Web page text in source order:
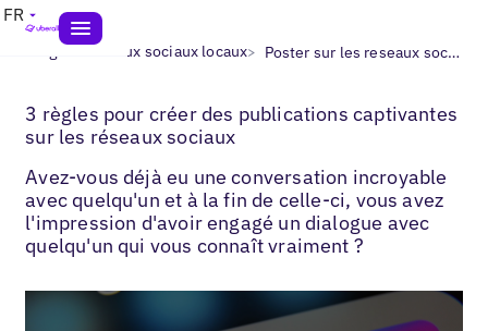
FR
Blogs> Réseaux sociaux locaux> Poster sur les reseaux sociaux​
3 règles pour créer des publications captivantes
sur les réseaux sociaux
Avez-vous déjà eu une conversation incroyable
avec quelqu'un et à la fin de celle-ci, vous avez
l'impression d'avoir engagé un dialogue avec
quelqu'un qui vous connaît vraiment ?